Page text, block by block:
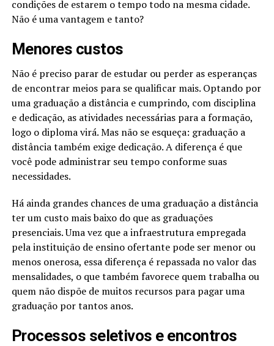
condições de estarem o tempo todo na mesma cidade.
Não é uma vantagem e tanto?
Menores custos
Não é preciso parar de estudar ou perder as esperanças
de encontrar meios para se qualificar mais. Optando por
uma graduação a distância e cumprindo, com disciplina
e dedicação, as atividades necessárias para a formação,
logo o diploma virá. Mas não se esqueça: graduação a
distância também exige dedicação. A diferença é que
você pode administrar seu tempo conforme suas
necessidades.
Há ainda grandes chances de uma graduação a distância
ter um custo mais baixo do que as graduações
presenciais. Uma vez que a infraestrutura empregada
pela instituição de ensino ofertante pode ser menor ou
menos onerosa, essa diferença é repassada no valor das
mensalidades, o que também favorece quem trabalha ou
quem não dispõe de muitos recursos para pagar uma
graduação por tantos anos.
Processos seletivos e encontros